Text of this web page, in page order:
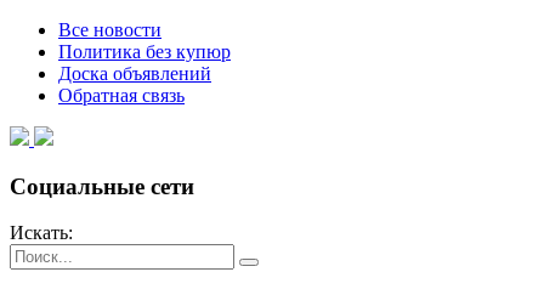
Все новости
Политика без купюр
Доска объявлений
Обратная связь
Социальные сети
Искать: